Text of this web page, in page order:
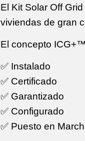
El Kit Solar Off
viviendas de gran
El concepto
✅ Instalado
✅ Certificado
✅ Garantizado
✅ Configurado
✅ Puesto en